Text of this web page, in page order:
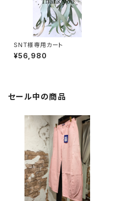
SNT様専用カート
¥56,980
セール中の商品